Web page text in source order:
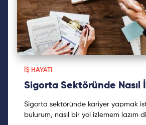
İŞ HAYATI
Sigorta Sektöründe Nasıl
Sigorta sektöründe kariyer yapmak
bulurum, nasıl bir yol izlemem lazım